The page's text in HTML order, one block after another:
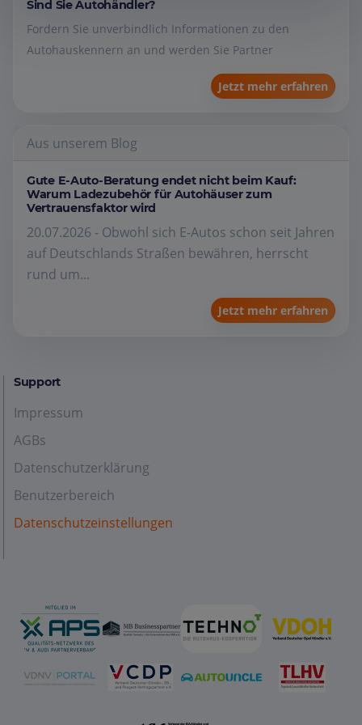
Sind Sie Autohändler?
Fordern Sie unverbindlich Informationen zu den
Autohauskennern an und werden Sie Partner
Jetzt mehr erfahren
Aus unserem Blog
Gute E-Auto-Beratung endet nicht beim Kauf:
Warum Ladezubehör für Autohäuser zum
Vertrauensfaktor wird
20.07.2026 - Obwohl sich E-Autos schon seit Jahren
auf Deutschlands Straßen bewähren, herrscht
rund um...
Jetzt mehr erfahren
Support
Impressum
AGBs
Datenschutzerklärung
Benutzerbereich
Datenschutzeinstellungen